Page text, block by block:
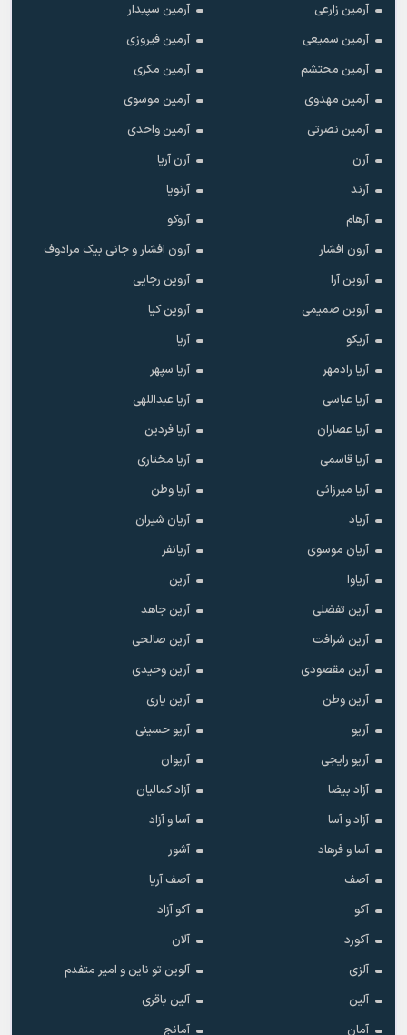
آرمین زارعی
آرمین سپیدار
آرمین سمیعی
آرمین فیروزی
آرمین محتشم
آرمین مکری
آرمین مهدوی
آرمین موسوی
آرمین نصرتی
آرمین واحدی
آرن
آرن آریا
آرند
آرنویا
آرهام
آروکو
آرون افشار
آرون افشار و جانی بیک مرادوف
آروین آرا
آروین رجایی
آروین صمیمی
آروین کیا
آریکو
آریا
آریا رادمهر
آریا سپهر
آریا عباسی
آریا عبداللهی
آریا عصاران
آریا فردین
آریا قاسمی
آریا مختاری
آریا میرزائی
آریا وطن
آریاد
آریان شیران
آریان موسوی
آریانفر
آریاوا
آرین
آرین تفضلی
آرین جاهد
آرین شرافت
آرین صالحی
آرین مقصودی
آرین وحیدی
آرین وطن
آرین یاری
آریو
آریو حسینی
آریو رایجی
آریوان
آزاد بیضا
آزاد کمالیان
آزاد و آسا
آسا و آزاد
آسا و فرهاد
آشور
آصف
آصف آریا
آکو
آکو آزاد
آکورد
آلان
آلزی
آلوین تو ناین و امیر متفدم
آلین
آلین باقری
آمان
آمانج